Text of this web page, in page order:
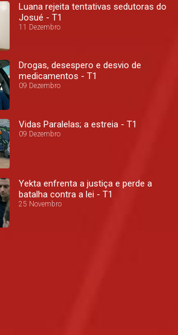
Luana rejeita tentativas sedutoras do
Josué - T1
11 Dezembro
Drogas, desespero e desvio de
medicamentos - T1
09 Dezembro
Vidas Paralelas; a estreia - T1
09 Dezembro
Yekta enfrenta a justiça e perde a
batalha contra a lei - T1
25 Novembro